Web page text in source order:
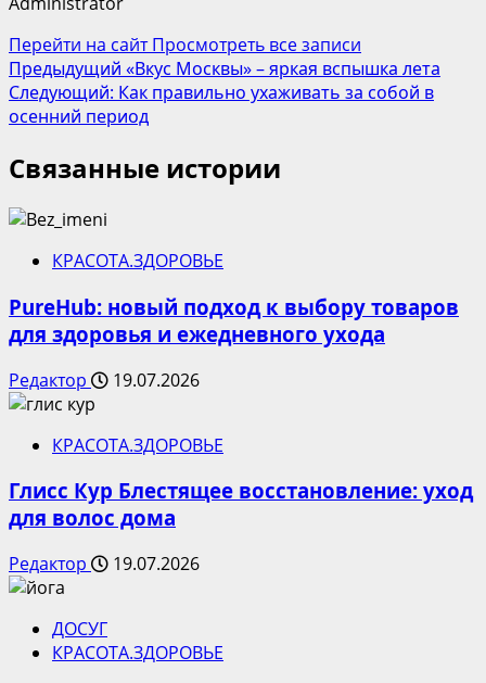
Перейти на сайтПросмотреть все записи
Навигация
записи
Предыдущий «Вкус Москвы» – яркая вспышка лета
Следующий: Как правильно ухаживать за собой в
осенний период
Связанные истории
КРАСОТА.ЗДОРОВЬЕ
PureHub: новый подход к выбору товаров
для здоровья и ежедневного ухода
Редактор 19.07.2026
КРАСОТА.ЗДОРОВЬЕ
Глисс Кур Блестящее восстановление: уход
для волос дома
Редактор 19.07.2026
ДОСУГ
КРАСОТА.ЗДОРОВЬЕ